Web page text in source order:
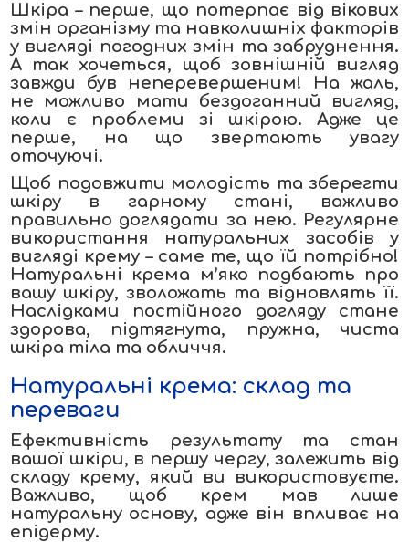
Шкіра – перше, що потерпає від вікових
змін організму та навколишніх факторів
у вигляді погодних змін та забруднення.
А так хочеться, щоб зовнішній вигляд
завжди був неперевершеним! На жаль,
не можливо мати бездоганний вигляд,
коли є проблеми зі шкірою. Адже це
перше, на що звертають увагу
оточуючі.
Щоб подовжити молодість та зберегти
шкіру в гарному стані, важливо
правильно доглядати за нею. Регулярне
використання натуральних засобів у
вигляді крему – саме те, що їй потрібно!
Натуральні крема м’яко подбають про
вашу шкіру, зволожать та відновлять її.
Наслідками постійного догляду стане
здорова, підтягнута, пружна, чиста
шкіра тіла та обличчя.
Натуральні крема: склад та
переваги
Ефективність результату та стан
вашої шкіри, в першу чергу, залежить від
складу крему, який ви використовуєте.
Важливо, щоб крем мав лише
натуральну основу, адже він впливає на
епідерму.